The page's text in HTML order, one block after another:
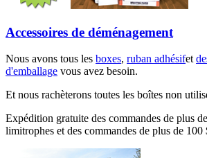
Accessoires de déménagement
Nous avons tous les boxes, ruban adhésifet
d'emballage vous avez besoin.
Et nous rachèterons toutes les boîtes non
Expédition gratuite des commandes de plus
limitrophes et des commandes de plus de 100